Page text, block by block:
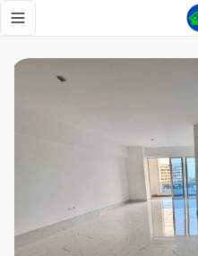
Toggle navigation menu
Apartamento con Vista al